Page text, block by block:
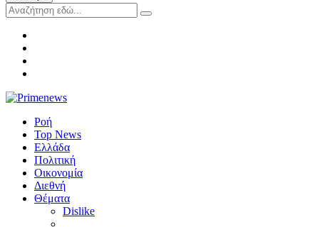
Ροή
Top News
Ελλάδα
Πολιτική
Οικονομία
Διεθνή
Θέματα
Dislike